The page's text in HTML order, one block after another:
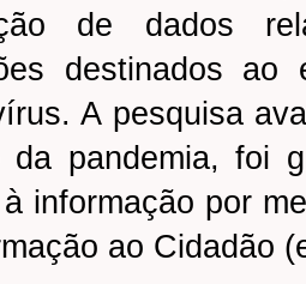
de dados
destinados ao
A pesquisa
da pandemia, foi
informação por
ao Cidadão